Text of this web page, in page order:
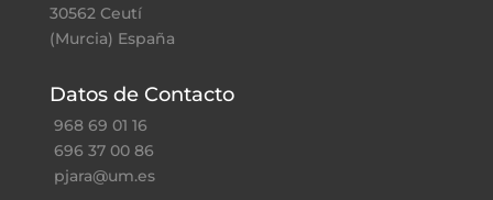
30562 Ceutí
(Murcia) España
Datos de Contacto
968 69 01 16
696 37 00 86
pjara@um.es